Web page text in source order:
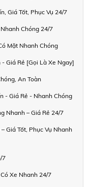
Giá Tốt, Phục Vụ 24/7
Chóng 24/7
Mặt Nhanh Chóng
Giá Rẻ [Gọi Là Xe Ngay]
An Toàn
- Giá Rẻ - Nhanh Chóng
Nhanh – Giá Rẻ 24/7
Giá Tốt, Phục Vụ Nhanh
7
Xe Nhanh 24/7